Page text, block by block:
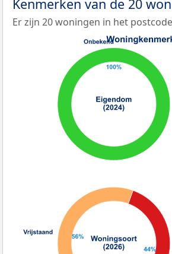
Kenmerken van de 20
Er zijn 20 woningen in het